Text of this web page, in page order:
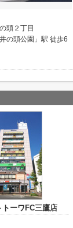
頭２丁目
の頭公園」駅 徒歩6
トーワFC三鷹店